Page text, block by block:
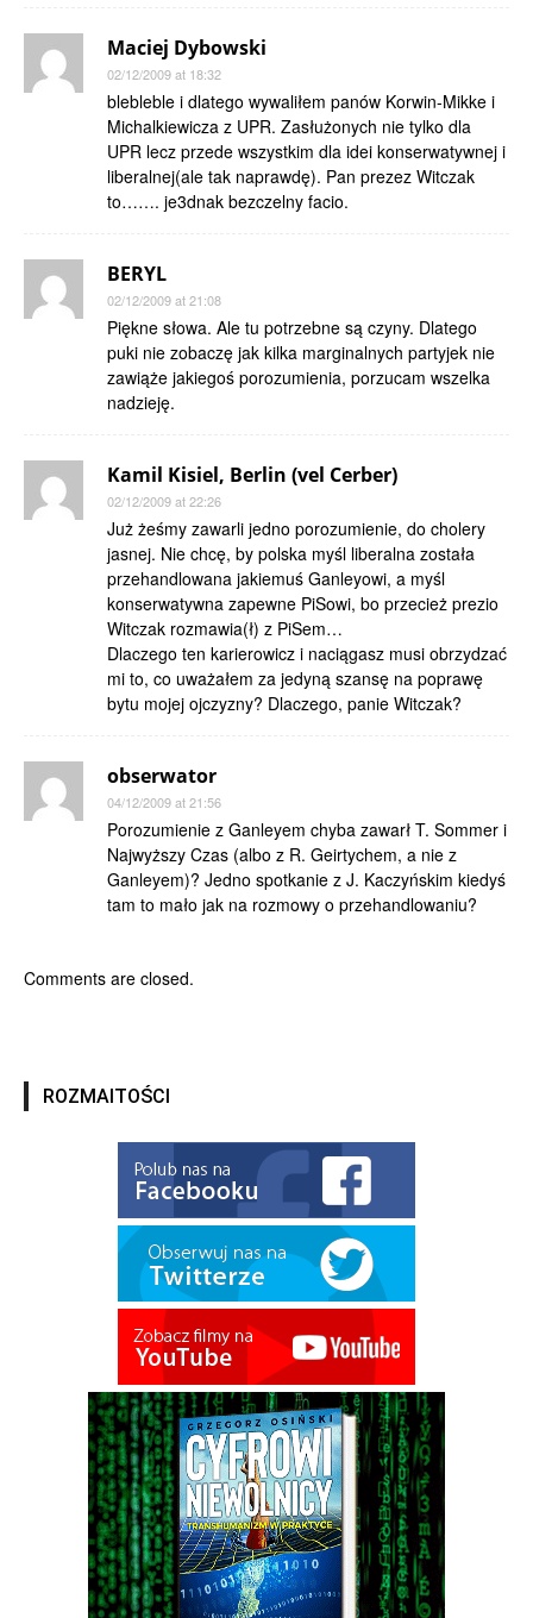
Maciej Dybowski
02/12/2009 at 18:32
blebleble i dlatego wywaliłem panów Korwin-Mikke i
Michalkiewicza z UPR. Zasłużonych nie tylko dla
UPR lecz przede wszystkim dla idei konserwatywnej i
liberalnej(ale tak naprawdę). Pan prezez Witczak
to……. je3dnak bezczelny facio.
BERYL
02/12/2009 at 21:08
Piękne słowa. Ale tu potrzebne są czyny. Dlatego
puki nie zobaczę jak kilka marginalnych partyjek nie
zawiąże jakiegoś porozumienia, porzucam wszelka
nadzieję.
Kamil Kisiel, Berlin (vel Cerber)
02/12/2009 at 22:26
Już żeśmy zawarli jedno porozumienie, do cholery
jasnej. Nie chcę, by polska myśl liberalna została
przehandlowana jakiemuś Ganleyowi, a myśl
konserwatywna zapewne PiSowi, bo przecież prezio
Witczak rozmawia(ł) z PiSem…
Dlaczego ten karierowicz i naciągasz musi obrzydzać
mi to, co uważałem za jedyną szansę na poprawę
bytu mojej ojczyzny? Dlaczego, panie Witczak?
obserwator
04/12/2009 at 21:56
Porozumienie z Ganleyem chyba zawarł T. Sommer i
Najwyższy Czas (albo z R. Geirtychem, a nie z
Ganleyem)? Jedno spotkanie z J. Kaczyńskim kiedyś
tam to mało jak na rozmowy o przehandlowaniu?
Comments are closed.
ROZMAITOŚCI